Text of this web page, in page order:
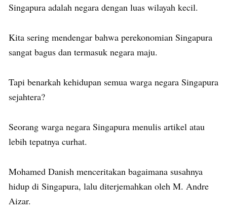
Singapura adalah negara dengan luas wilayah kecil.
Kita sering mendengar bahwa perekonomian Singapura
sangat bagus dan termasuk negara maju.
Tapi benarkah kehidupan semua warga negara Singapura
sejahtera?
Seorang warga negara Singapura menulis artikel atau
lebih tepatnya curhat.
Mohamed Danish menceritakan bagaimana susahnya
hidup di Singapura, lalu diterjemahkan oleh M. Andre
Aizar.